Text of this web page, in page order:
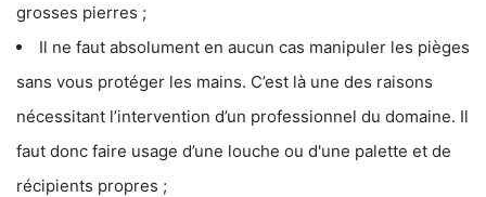
grosses pierres ;
Il ne faut absolument en aucun cas manipuler les pièges
sans vous protéger les mains. C’est là une des raisons
nécessitant l’intervention d’un professionnel du domaine. Il
faut donc faire usage d’une louche ou d'une palette et de
récipients propres ;